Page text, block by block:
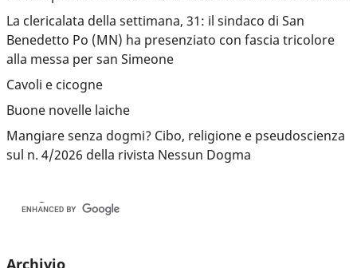
La clericalata della settimana, 31: il sindaco di San
Benedetto Po (MN) ha presenziato con fascia tricolore
alla messa per san Simeone
Cavoli e cicogne
Buone novelle laiche
Mangiare senza dogmi? Cibo, religione e pseudoscienza
sul n. 4/2026 della rivista Nessun Dogma
Archivio